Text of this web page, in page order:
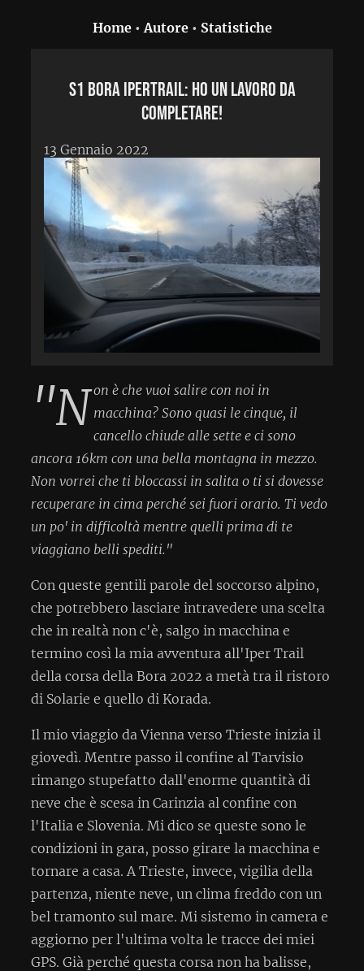
Home•Autore• Statistiche
S1 Bora Ipertrail: ho un lavoro da
completare!
13 Gennaio 2022
"Non è che vuoi salire con noi in
macchina? Sono quasi le cinque, il
cancello chiude alle sette e ci sono
ancora 16km con una bella montagna in mezzo.
Non vorrei che ti bloccassi in salita o ti si dovesse
recuperare in cima perché sei fuori orario. Ti vedo
un po' in difficoltà mentre quelli prima di te
viaggiano belli spediti."
Con queste gentili parole del soccorso alpino,
che potrebbero lasciare intravedere una scelta
che in realtà non c'è, salgo in macchina e
termino così la mia avventura all'Iper Trail
della corsa della Bora 2022 a metà tra il ristoro
di Solarie e quello di Korada.
Il mio viaggio da Vienna verso Trieste inizia il
giovedì. Mentre passo il confine al Tarvisio
rimango stupefatto dall'enorme quantità di
neve che è scesa in Carinzia al confine con
l'Italia e Slovenia. Mi dico se queste sono le
condizioni in gara, posso girare la macchina e
tornare a casa. A Trieste, invece, vigilia della
partenza, niente neve, un clima freddo con un
bel tramonto sul mare. Mi sistemo in camera e
aggiorno per l'ultima volta le tracce dei miei
GPS. Già perché questa corsa non ha balisse,